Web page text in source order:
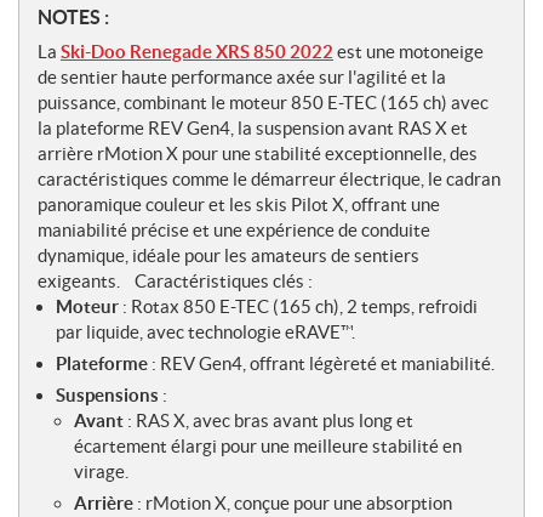
N
o
t
e
s
NOTES :
La Ski-Doo Renegade XRS 850 2022 est une motoneige
de sentier haute performance axée sur l'agilité et la
puissance, combinant le moteur 850 E-TEC (165 ch) avec
la plateforme REV Gen4, la suspension avant RAS X et
arrière rMotion X pour une stabilité exceptionnelle, des
caractéristiques comme le démarreur électrique, le cadran
panoramique couleur et les skis Pilot X, offrant une
maniabilité précise et une expérience de conduite
dynamique, idéale pour les amateurs de sentiers
exigeants.
Caractéristiques clés :
Moteur : Rotax 850 E-TEC (165 ch), 2 temps, refroidi
par liquide, avec technologie eRAVE™.
Plateforme : REV Gen4, offrant légèreté et maniabilité.
Suspensions :
Avant : RAS X, avec bras avant plus long et
écartement élargi pour une meilleure stabilité en
virage.
Arrière : rMotion X, conçue pour une absorption